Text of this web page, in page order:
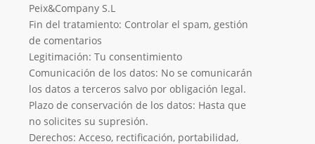
Peix&Company S.L
Fin del tratamiento: Controlar el spam, gestión
de comentarios
Legitimación: Tu consentimiento
Comunicación de los datos: No se comunicarán
los datos a terceros salvo por obligación legal.
Plazo de conservación de los datos: Hasta que
no solicites su supresión.
Derechos: Acceso, rectificación, portabilidad,